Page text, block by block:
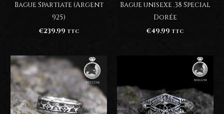
Bague Spartiate (Argent
925)
€239.99 TTC
Bague unisexe .38 Special
Dorée
€49.99 TTC